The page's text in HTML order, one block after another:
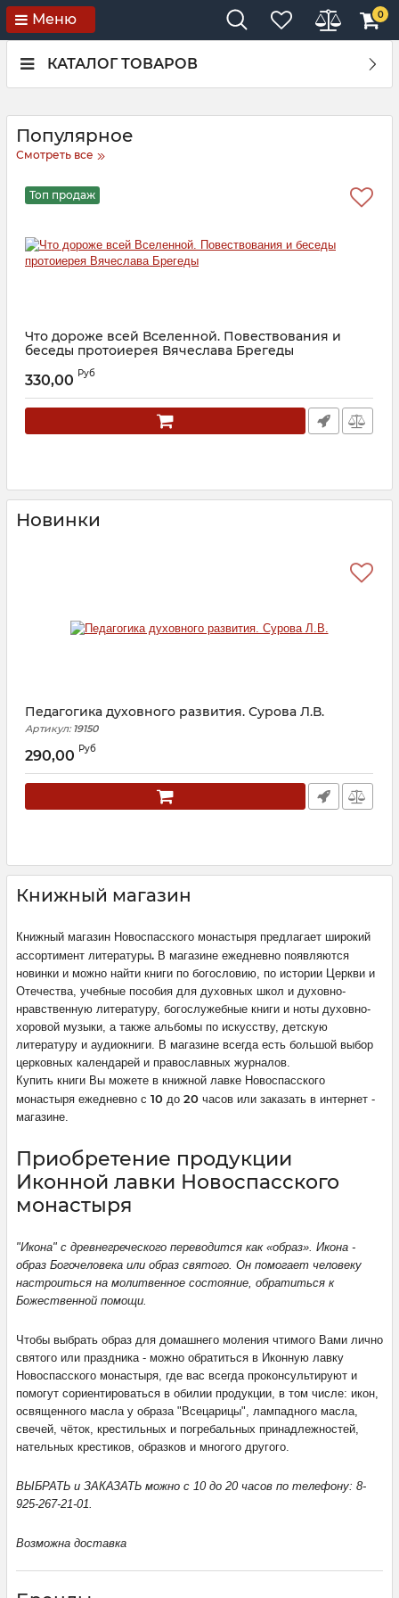
Меню 0
КАТАЛОГ ТОВАРОВ
Популярное
Смотреть все
Топ продаж
Что дороже всей Вселенной. Повествования и
беседы протоиерея Вячеслава Брегеды
24501
330,00 Руб
Новинки
Педагогика духовного развития. Сурова Л.В.
Артикул: 19150
290,00 Руб
Книжный магазин
Книжный магазин Новоспасского монастыря предлагает широкий
ассортимент литературы. В магазине ежедневно появляются
новинки и можно найти книги по богословию, по истории Церкви и
Отечества, учебные пособия для духовных школ и духовно-
нравственную литературу, богослужебные книги и ноты духовно-
хоровой музыки, а также альбомы по искусству, детскую
литературу и аудиокниги. В магазине всегда есть большой выбор
церковных календарей и православных журналов.
Купить книги Вы можете в книжной лавке Новоспасского
монастыря ежедневно с 10 до 20 часов или заказать в интернет -
магазине.
Приобретение продукции
Иконной лавки Новоспасского
монастыря
"Икона" с древнегреческого переводится как «образ». Икона -
образ Богочеловека или образ святого. Он помогает человеку
настроиться на молитвенное состояние, обратиться к
Божественной помощи.
Чтобы выбрать образ для домашнего моления чтимого Вами лично
святого или праздника - можно обратиться в Иконную лавку
Новоспасского монастыря, где вас всегда проконсультируют и
помогут сориентироваться в обилии продукции, в том числе: икон,
освященного масла у образа "Всецарицы", лампадного масла,
свечей, чёток, крестильных и погребальных принадлежностей,
нательных крестиков, образков и многого другого.
ВЫБРАТЬ и ЗАКАЗАТЬ можно с 10 до 20 часов по телефону: 8-
925-267-21-01.
Возможна доставка